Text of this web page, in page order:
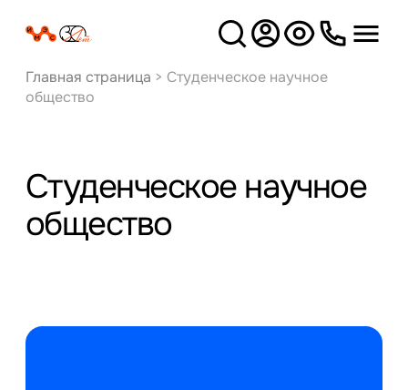
Версия
для слабовидящих
Главная страница > Студенческое научное
общество
Студенческое научное
общество